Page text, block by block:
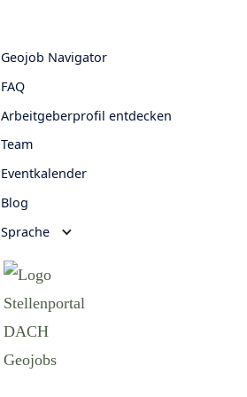
Geojob Navigator
FAQ
Arbeitgeberprofil entdecken
Team
Eventkalender
Blog
Sprache